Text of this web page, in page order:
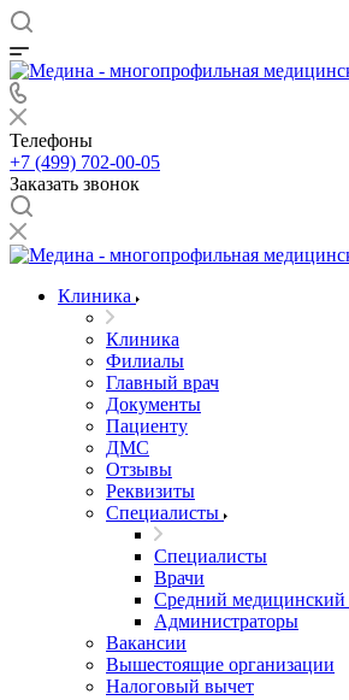
Телефоны
+7 (499) 702-00-05
Заказать звонок
Клиника
Клиника
Филиалы
Главный врач
Документы
Пациенту
ДМС
Отзывы
Реквизиты
Специалисты
Специалисты
Врачи
Средний медицинский
Администраторы
Вакансии
Вышестоящие организации
Налоговый вычет